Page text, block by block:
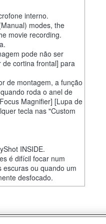
interno.
modes, the
movie recording.
pode não ser
cortina frontal] para
de montagem, a função
roda o anel de
Magnifier] [Lupa de
tecla nas "Custom
INSIDE.
é difícil focar num
ou quando um
desfocado.